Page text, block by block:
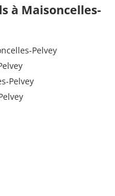
à Maisoncelles-
Pelvey
Pelvey